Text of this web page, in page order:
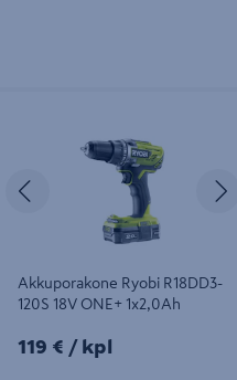
Akkuporakone Ryobi R18DD3-
120S 18V ONE+ 1x2,0Ah
119€/kpl
119 € / kpl